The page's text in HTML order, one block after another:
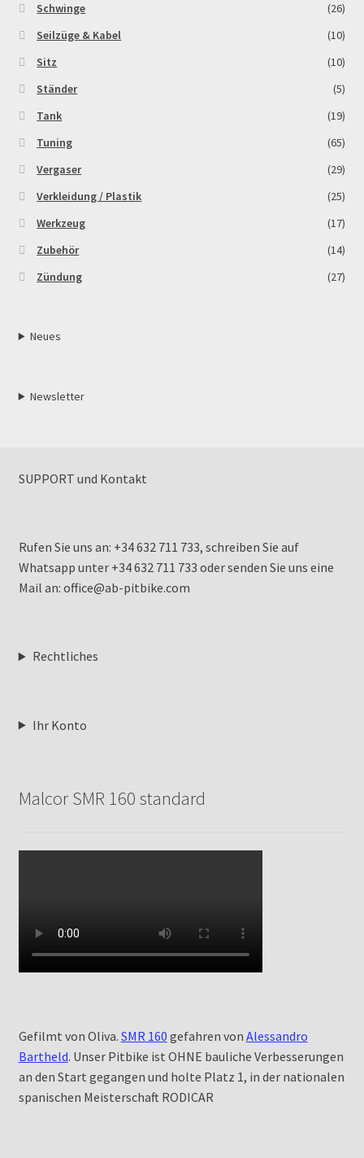
Schwinge
(26)
Seilzüge & Kabel
(10)
Sitz
(10)
Ständer
(5)
Tank
(19)
Tuning
(65)
Vergaser
(29)
Verkleidung / Plastik
(25)
Werkzeug
(17)
Zubehör
(14)
Zündung
(27)
Neues
Newsletter
SUPPORT und Kontakt
Rufen Sie uns an: +34 632 711 733, schreiben Sie auf
Whatsapp unter +34 632 711 733 oder senden Sie uns eine
Mail an: office@ab-pitbike.com
Rechtliches
Ihr Konto
Malcor SMR 160 standard
Gefilmt von Oliva. SMR 160 gefahren von Alessandro
Bartheld. Unser Pitbike ist OHNE bauliche Verbesserungen
an den Start gegangen und holte Platz 1, in der nationalen
spanischen Meisterschaft RODICAR